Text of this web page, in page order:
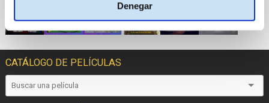
Denegar
CATÁLOGO DE PELÍCULAS